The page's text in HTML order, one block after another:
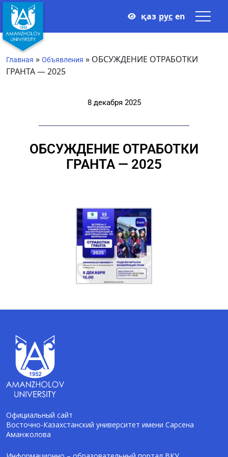
қаз рус en
Главная » Объявления » ОБСУЖДЕНИЕ ОТРАБОТКИ
ГРАНТА — 2025
8 декабря 2025
ОБСУЖДЕНИЕ ОТРАБОТКИ
ГРАНТА — 2025
Официальный сайт
Восточно-Казахстанский университет имени Сарсена
Аманжолова
Помощник Amanzholov University